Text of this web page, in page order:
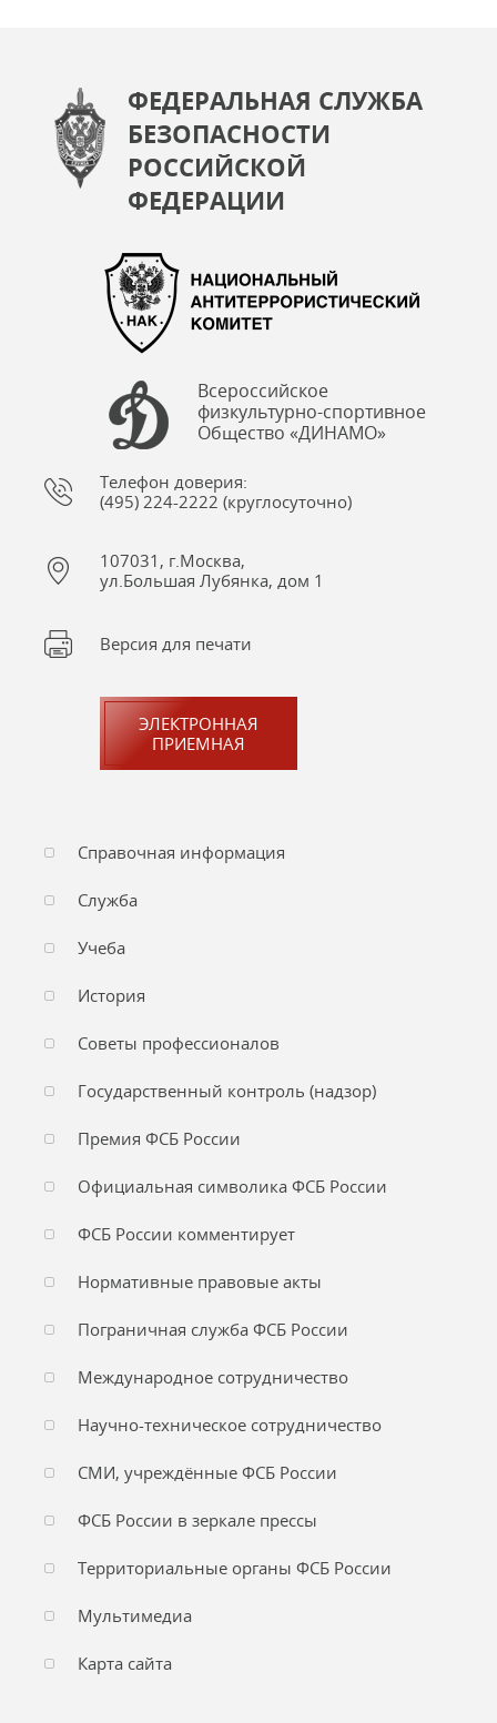
ФЕДЕРАЛЬНАЯ СЛУЖБА
БЕЗОПАСНОСТИ
РОССИЙСКОЙ
ФЕДЕРАЦИИ
Всероссийское
физкультурно-спортивное
Общество «ДИНАМО»
Телефон доверия:
(495) 224-2222 (круглосуточно)
107031, г.Москва,
ул.Большая Лубянка, дом 1
Версия для печати
ЭЛЕКТРОННАЯ
ПРИЕМНАЯ
Справочная информация
Служба
Учеба
История
Советы профессионалов
Государственный контроль (надзор)
Премия ФСБ России
Официальная символика ФСБ России
ФСБ России комментирует
Нормативные правовые акты
Пограничная служба ФСБ России
Международное сотрудничество
Научно-техническое сотрудничество
СМИ, учреждённые ФСБ России
ФСБ России в зеркале прессы
Территориальные органы ФСБ России
Мультимедиа
Карта сайта